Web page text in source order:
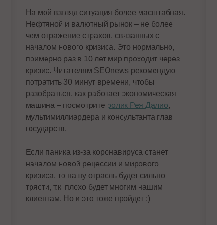
На мой взгляд ситуация более масштабная.
Нефтяной и валютный рынок – не более
чем отражение страхов, связанных с
началом нового кризиса. Это нормально,
примерно раз в 10 лет мир проходит через
кризис. Читателям SEOnews рекомендую
потратить 30 минут времени, чтобы
разобраться, как работает экономическая
машина – посмотрите ролик Рея Далио,
мультимиллиардера и консультанта глав
государств.
Если паника из-за коронавируса станет
началом новой рецессии и мирового
кризиса, то нашу отрасль будет сильно
трясти, т.к. плохо будет многим нашим
клиентам. Но и это тоже пройдет :)